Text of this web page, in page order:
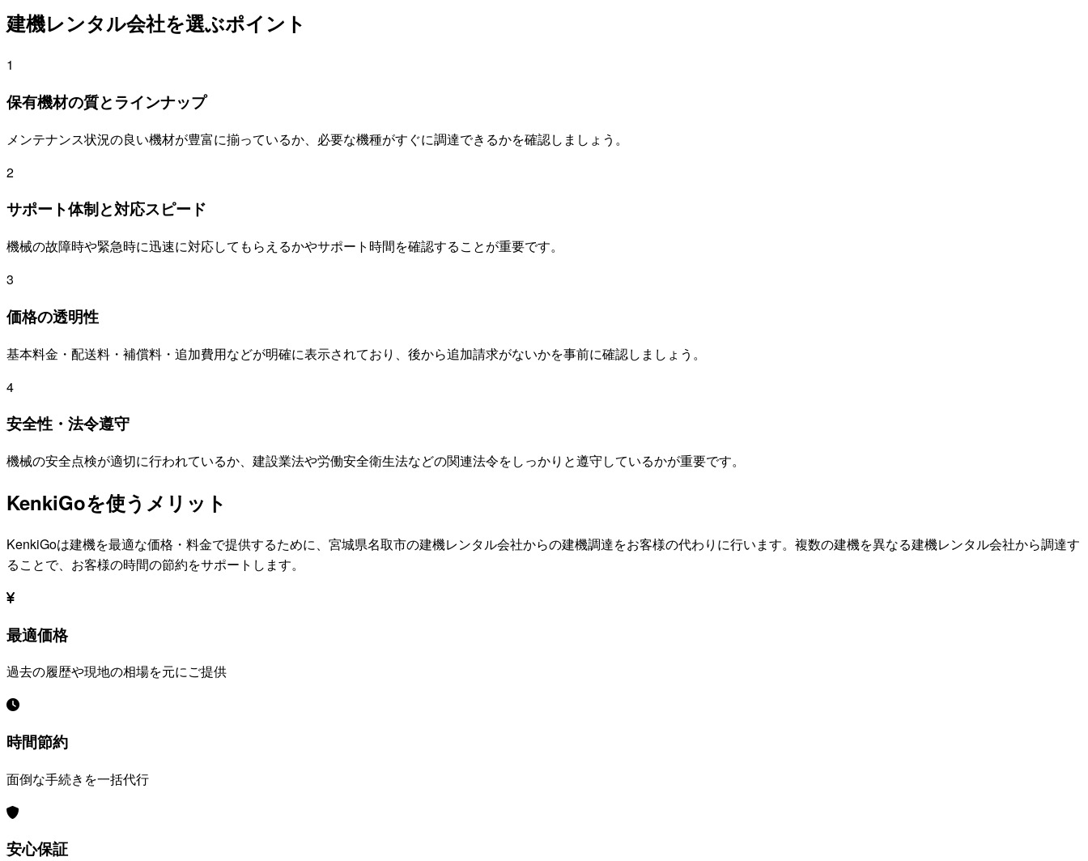
建機レンタル会社を選ぶポイント
1
保有機材の質とラインナップ
メンテナンス状況の良い機材が豊富に揃っているか、必要な機種がすぐに調達できるかを確認しましょう。
2
サポート体制と対応スピード
機械の故障時や緊急時に迅速に対応してもらえるかやサポート時間を確認することが重要です。
3
価格の透明性
基本料金・配送料・補償料・追加費用などが明確に表示されており、後から追加請求がないかを事前に確認しましょう。
4
安全性・法令遵守
機械の安全点検が適切に行われているか、建設業法や労働安全衛生法などの関連法令をしっかりと遵守しているかが重要です。
KenkiGoを使うメリット
KenkiGoは建機を最適な価格・料金で提供するために、 宮城県名取市の建機レンタル会社からの建機調達をお客様の代わりに行います。複数の建機を異なる建機レンタル会社から調達す
ることで、お客様の時間の節約をサポートします。
最適価格
過去の履歴や現地の相場を元にご提供
時間節約
面倒な手続きを一括代行
安心保証